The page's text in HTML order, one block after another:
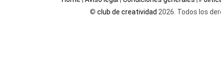
© club de creatividad 2026. Todos los